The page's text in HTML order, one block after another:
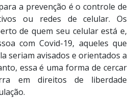
a prevenção é o controle de
ou redes de celular. Os
de quem seu celular está e,
com Covid-19, aqueles que
seriam avisados e orientados a
essa é uma forma de cercar
em direitos de liberdade